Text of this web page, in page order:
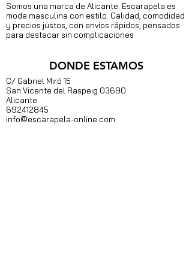
Somos una marca de Alicante. Escarapela es
moda masculina con estilo. Calidad, comodidad
y precios justos, con envíos rápidos, pensados
para destacar sin complicaciones
DONDE ESTAMOS
C/ Gabriel Miró 15
San Vicente del Raspeig 03690
Alicante
692412845
info@escarapela-online.com